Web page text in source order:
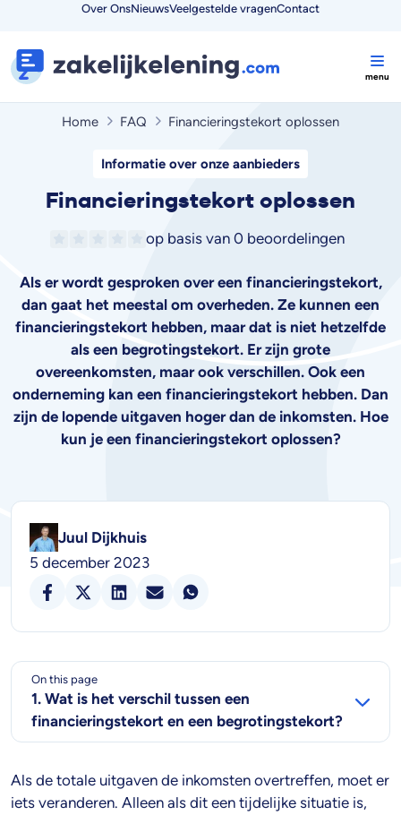
Over OnsNieuwsVeelgestelde vragenContact
Home FAQ Financieringstekort oplossen
Informatie over onze aanbieders
Financieringstekort oplossen
op basis van 0 beoordelingen
Als er wordt gesproken over een financieringstekort,
dan gaat het meestal om overheden. Ze kunnen een
financieringstekort hebben, maar dat is niet hetzelfde
als een begrotingstekort. Er zijn grote
overeenkomsten, maar ook verschillen. Ook een
onderneming kan een financieringstekort hebben. Dan
zijn de lopende uitgaven hoger dan de inkomsten. Hoe
kun je een financieringstekort oplossen?
On this page
1. Wat is het verschil tussen een
financieringstekort en een begrotingstekort?
Juul Dijkhuis
5 december 2023
Als de totale uitgaven de inkomsten overtreffen, moet er
iets veranderen. Alleen als dit een tijdelijke situatie is,